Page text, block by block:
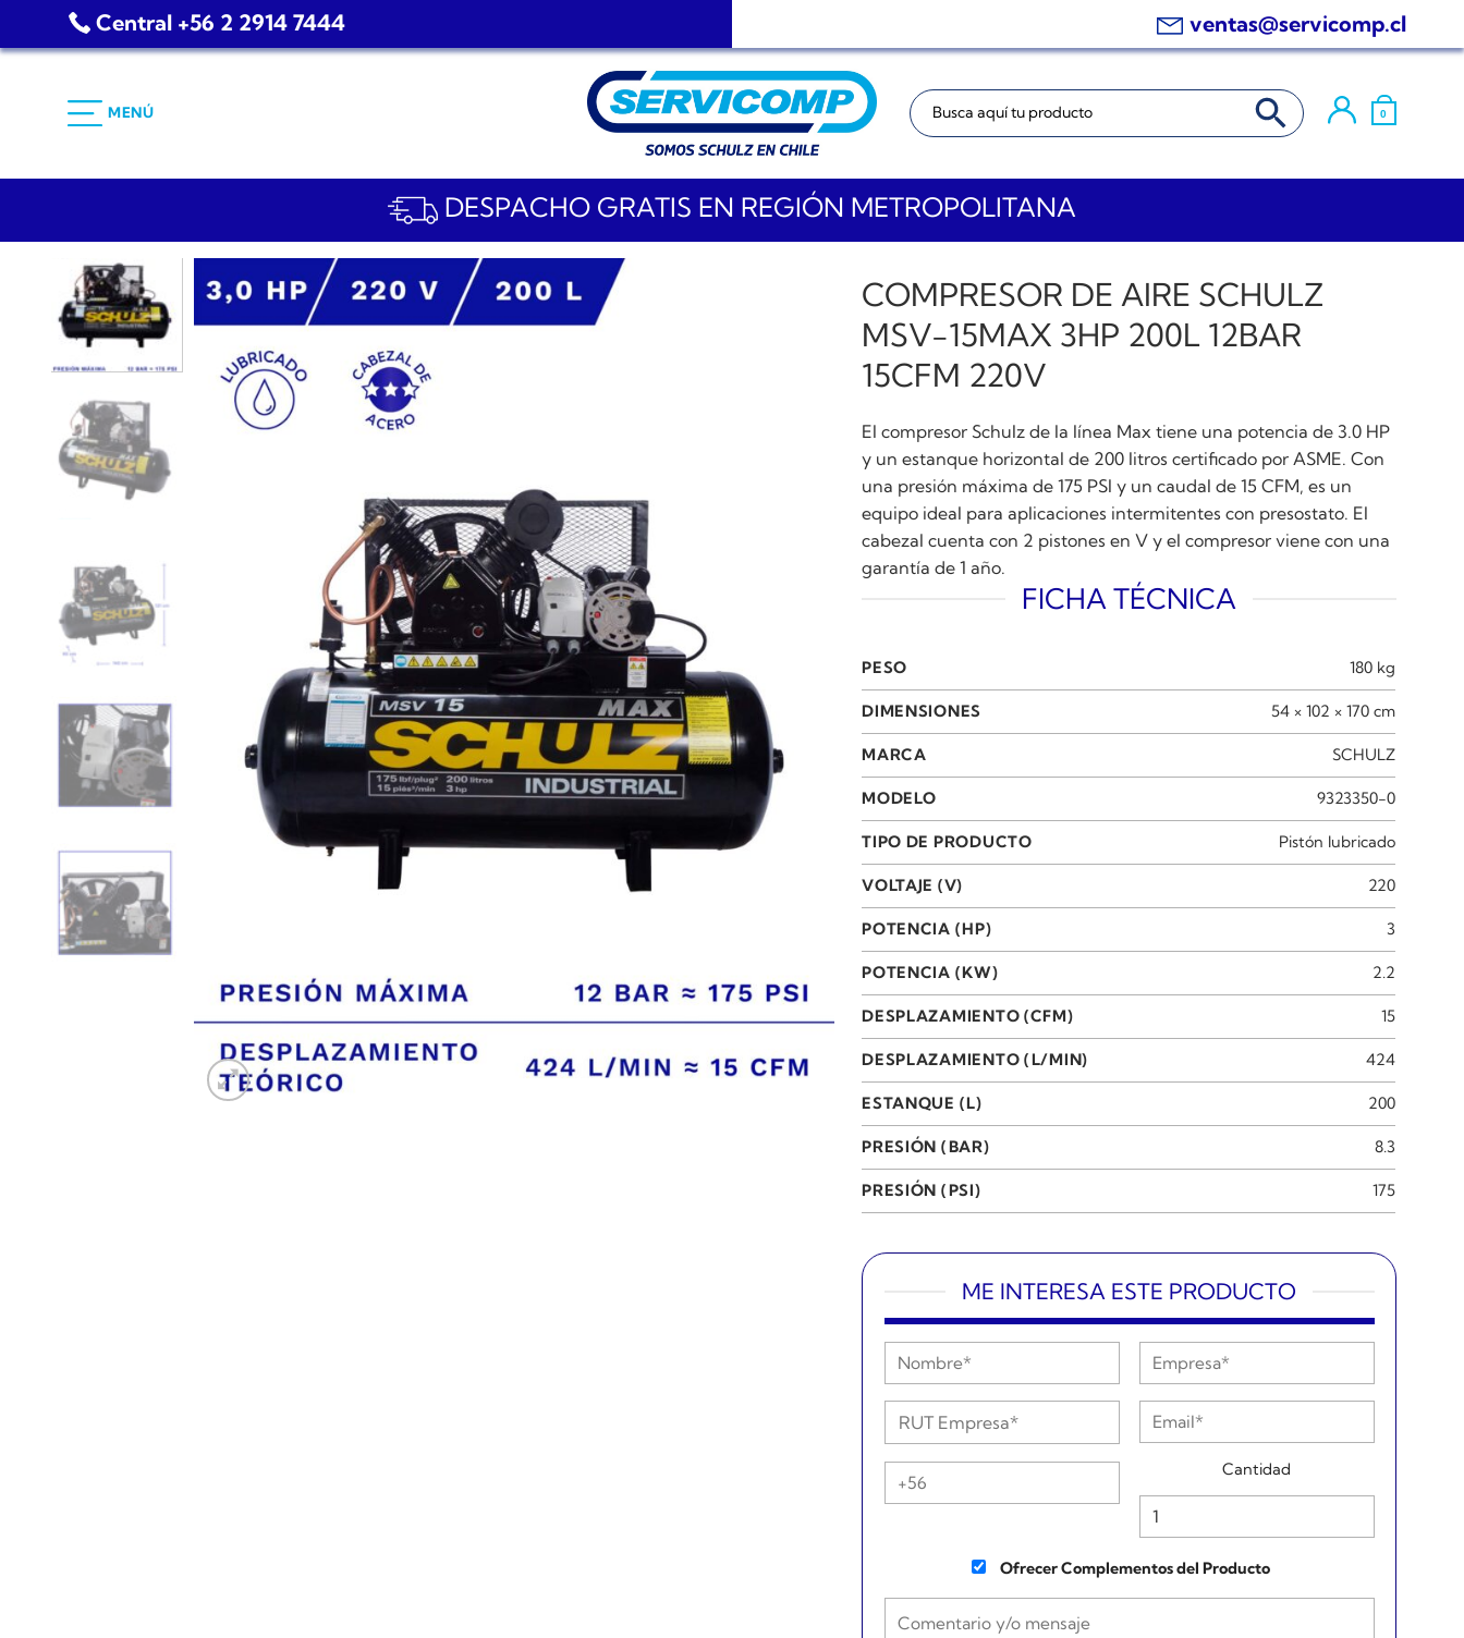
Central +56 2 2914 7444 ventas@servicomp.cl
MENÚ
Buscar: BOTÓN DE BÚSQUEDA
0
DESPACHO GRATIS EN REGIÓN METROPOLITANA
COMPRESOR DE AIRE SCHULZ
MSV-15MAX 3HP 200L 12BAR
15CFM 220V
El compresor Schulz de la línea Max tiene una potencia de 3.0 HP
y un estanque horizontal de 200 litros certificado por ASME. Con
una presión máxima de 175 PSI y un caudal de 15 CFM, es un
equipo ideal para aplicaciones intermitentes con presostato. El
cabezal cuenta con 2 pistones en V y el compresor viene con una
garantía de 1 año.
FICHA TÉCNICA
PESO 180 kg
DIMENSIONES 54 × 102 × 170 cm
MARCA SCHULZ
MODELO 9323350-0
TIPO DE PRODUCTO Pistón lubricado
VOLTAJE (V) 220
POTENCIA (HP) 3
POTENCIA (KW) 2.2
DESPLAZAMIENTO (CFM) 15
DESPLAZAMIENTO (L/MIN) 424
ESTANQUE (L) 200
PRESIÓN (BAR) 8.3
PRESIÓN (PSI) 175
ME INTERESA ESTE PRODUCTO
Cantidad
Ofrecer Complementos del Producto